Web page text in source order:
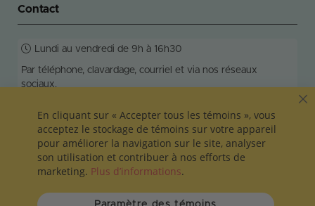
Contact
Lundi au vendredi de 9h à 16h30
Par téléphone, clavardage, courriel et via nos réseaux
sociaux.
info@colleamoi.com 581-200-5888
Vie privée et sécurité Termes et conditions
En cliquant sur « Accepter tous les témoins », vous
acceptez le stockage de témoins sur votre appareil
pour améliorer la navigation sur le site, analyser
son utilisation et contribuer à nos efforts de
marketing. Plus d’informations.